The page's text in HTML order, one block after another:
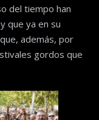
del tiempo han
que ya en su
además, por
gordos que